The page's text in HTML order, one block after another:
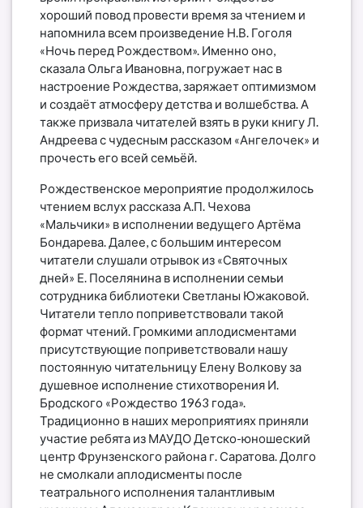
хороший повод провести время за чтением и
напомнила всем произведение Н.В. Гоголя
«Ночь перед Рождеством». Именно оно,
сказала Ольга Ивановна, погружает нас в
настроение Рождества, заряжает оптимизмом
и создаёт атмосферу детства и волшебства. А
также призвала читателей взять в руки книгу Л.
Андреева с чудесным рассказом «Ангелочек» и
прочесть его всей семьёй.
Рождественское мероприятие продолжилось
чтением вслух рассказа А.П. Чехова
«Мальчики» в исполнении ведущего Артёма
Бондарева. Далее, с большим интересом
читатели слушали отрывок из «Святочных
дней» Е. Поселянина в исполнении семьи
сотрудника библиотеки Светланы Южаковой.
Читатели тепло поприветствовали такой
формат чтений. Громкими аплодисментами
присутствующие поприветствовали нашу
постоянную читательницу Елену Волкову за
душевное исполнение стихотворения И.
Бродского «Рождество 1963 года».
Традиционно в наших мероприятиях приняли
участие ребята из МАУДО Детско-юношеский
центр Фрунзенского района г. Саратова. Долго
не смолкали аплодисменты после
театрального исполнения талантливым